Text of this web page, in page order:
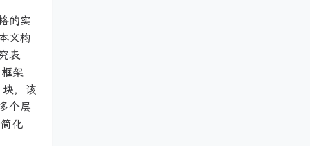
的实
文构
表
架
块，该
个层
化